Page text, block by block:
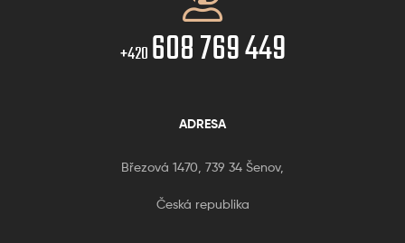
+420 608 769 449
ADRESA
Březová 1470, 739 34 Šenov,
Česká republika